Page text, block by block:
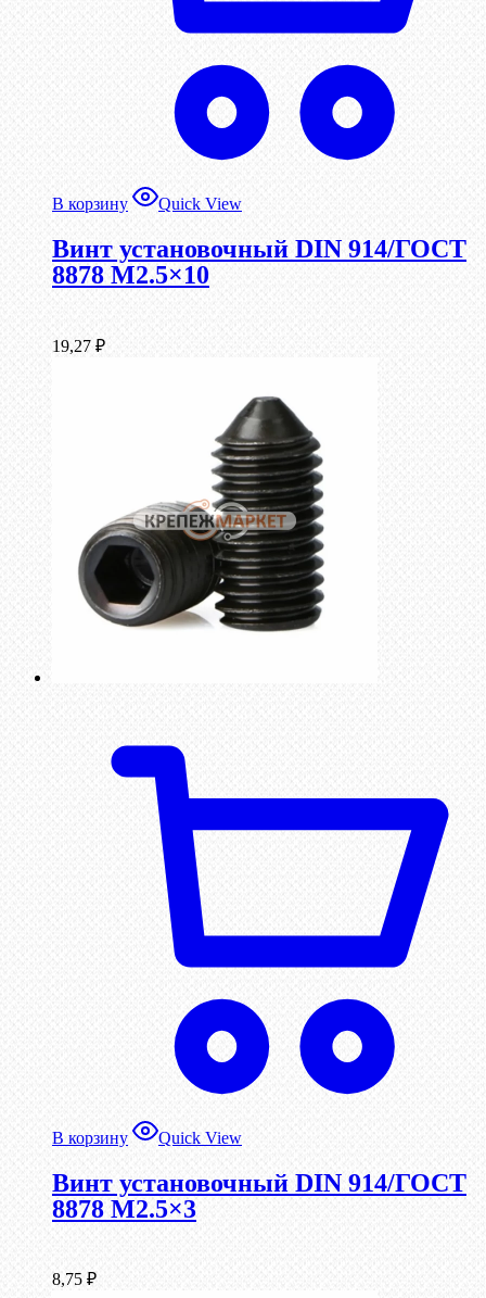
В корзину Quick View
Винт установочный DIN 914/ГОСТ
8878 M2.5×10
19,27 ₽
В корзину Quick View
Винт установочный DIN 914/ГОСТ
8878 M2.5×3
8,75 ₽